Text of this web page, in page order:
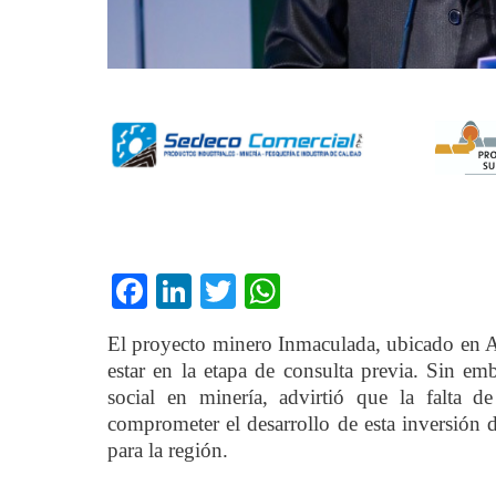
Facebook
LinkedIn
Twitter
El proyecto minero Inmaculada, ubicado en
estar en la etapa de consulta previa. Sin
social en minería, advirtió que la falta
comprometer el desarrollo de esta inversión
para la región.